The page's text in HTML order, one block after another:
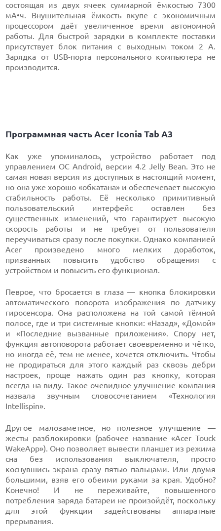
состоящая из двух ячеек суммарной ёмкостью 7300
мА•ч. Внушительная ёмкость вкупе с экономичным
процессором даёт увеличенное время автономной
работы. Для быстрой зарядки в комплекте поставки
присутствует блок питания с выходным током 2 А.
Зарядка от USB-порта персонального компьютера не
производится.
Программная часть Acer Iconia Tab A3
Как уже упоминалось, устройство работает под
управлением ОС Android, версии 4.2 Jelly Bean. Это не
самая новая версия из доступных в настоящий момент,
но она уже хорошо «обкатана» и обеспечевает высокую
стабильность работы. Её несколько примитивный
пользовательский интерфейс оставлен без
существенных изменений, что гарантирует высокую
скорость работы и не требует от пользователя
переучиваться сразу после покупки. Однако компанией
Acer произведено много мелких доработок,
призванных повысить удобство обращения с
устройством и повысить его функционал.
Певрое, что бросается в глаза — кнопка блокировки
автоматического поворота изображения по датчику
гиросенсора. Она расположена на той самой тёмной
полосе, где и три системные кнопки: «Назад», «Домой»
и «Последние вызванные приложения». Спору нет,
функция автоповорота работает своевременно и чётко,
но иногда её, тем не менее, хочется отключить. Чтобы
не продираться для этого каждый раз сквозь дебри
настроек, проще нажать один раз кнопку, которая
всегда на виду. Такое очевидное улучшение компания
назвала звучным словосочетанием «Технология
Intellispin».
Другое малозаметное, но полезное улучшение —
жесты разблокировки (рабочее название «Acer Touck
WakeApp»). Оно позволяет вывести планшет из режима
сна без использования выключателя, просто
коснувшись экрана сразу пятью пальцами. Или двумя
большими, взяв его обеими руками за края. Удобно?
Конечно! И не переживайте, повышенного
потребления заряда батареи не произойдёт, поскольку
для этой функции задействованы аппаратные
прерывания.